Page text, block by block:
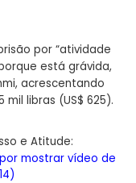
por “atividade
está grávida,
acrescentando
libras (US$ 625).
e Atitude:
mostrar vídeo de